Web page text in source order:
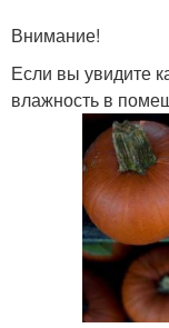
Внимание!
Если вы увидите
влажность в